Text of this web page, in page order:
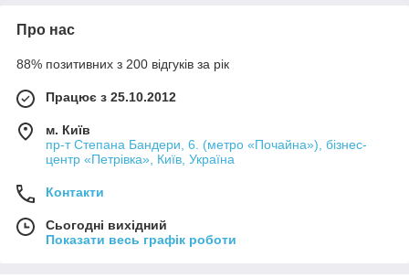
Про нас
88% позитивних з 200 відгуків за рік
Працює з 25.10.2012
м. Київ
пр-т Степана Бандери, 6. (метро «Почайна»), бізнес-
центр «Петрівка», Київ, Україна
Контакти
Сьогодні вихідний
Показати весь графік роботи